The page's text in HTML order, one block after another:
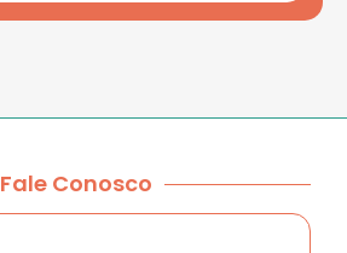
Fale Conosco